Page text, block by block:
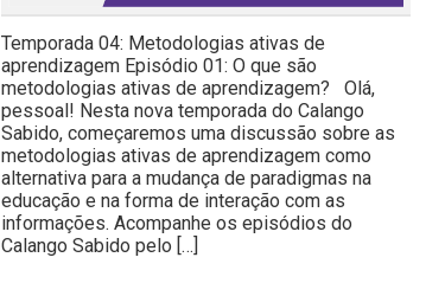
Temporada 04: Metodologias ativas de
aprendizagem Episódio 01: O que são
metodologias ativas de aprendizagem? Olá,
pessoal! Nesta nova temporada do Calango
Sabido, começaremos uma discussão sobre as
metodologias ativas de aprendizagem como
alternativa para a mudança de paradigmas na
educação e na forma de interação com as
informações. Acompanhe os episódios do
Calango Sabido pelo […]